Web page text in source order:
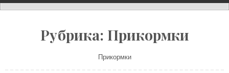
Рубрика: Прикормки
Прикормки